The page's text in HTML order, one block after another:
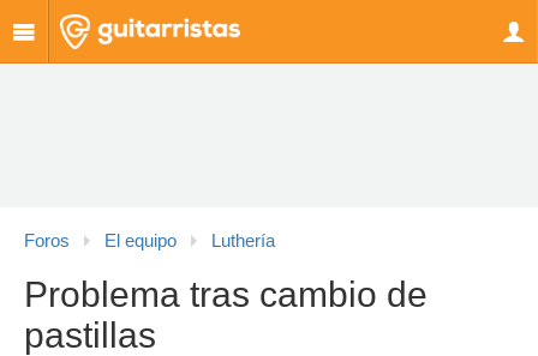
Foros El equipo Luthería
Problema tras cambio de
pastillas